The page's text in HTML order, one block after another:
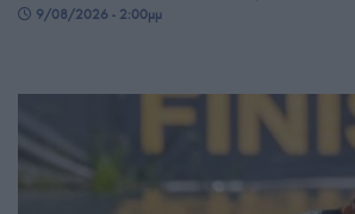
9/08/2026 - 2:00μμ